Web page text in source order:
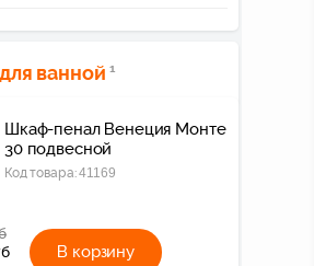
ванной 1
Шкаф-пенал Венеция Монте
30 подвесной
Код товара:41169
В корзину